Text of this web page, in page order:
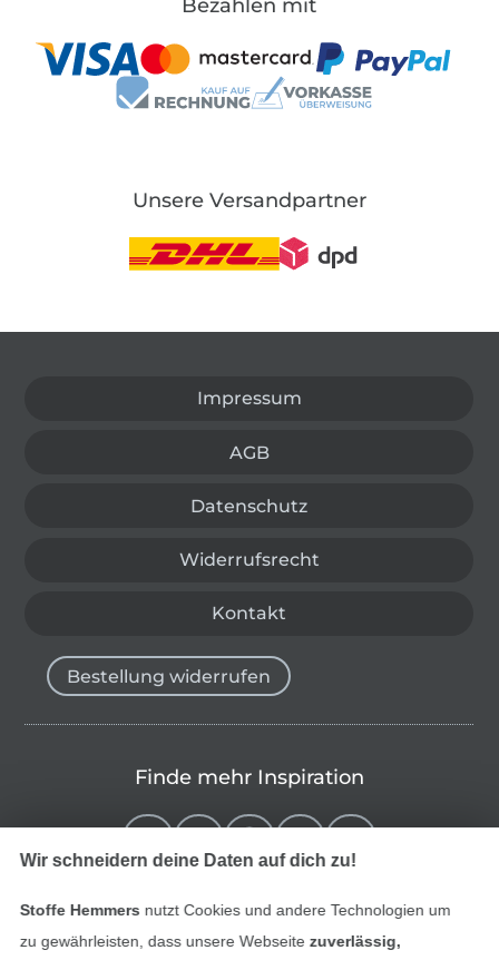
Bezahlen mit
Unsere Versandpartner
Impressum
AGB
Datenschutz
Widerrufsrecht
Kontakt
Bestellung widerrufen
Finde mehr Inspiration
Wir schneidern deine Daten auf dich zu!
Stoffe Hemmers nutzt Cookies und andere Technologien um
zu gewährleisten, dass unsere Webseite zuverlässig,